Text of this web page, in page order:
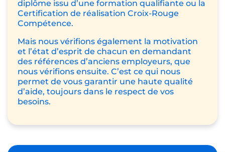
diplôme issu d’une formation qualifiante ou la
Certification de réalisation Croix-Rouge
Compétence.
Mais nous vérifions également la motivation
et l’état d’esprit de chacun en demandant
des références d’anciens employeurs, que
nous vérifions ensuite. C’est ce qui nous
permet de vous garantir une haute qualité
d’aide, toujours dans le respect de vos
besoins.